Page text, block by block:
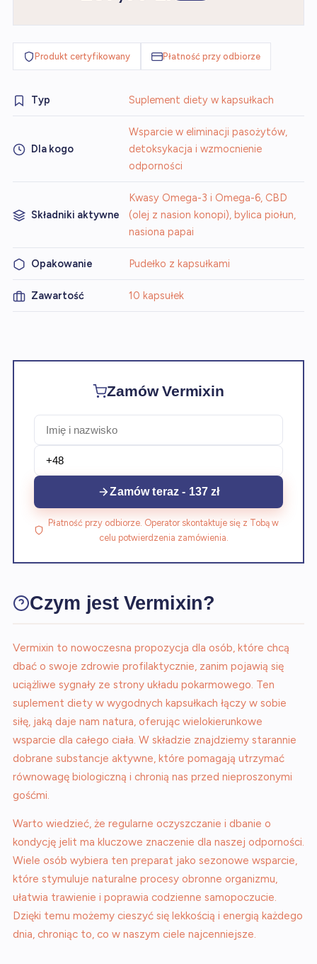
Produkt certyfikowany Płatność przy odbiorze
Typ Suplement diety w kapsułkach
Dla kogo
Wsparcie w eliminacji pasożytów,
detoksykacja i wzmocnienie
odporności
Składniki aktywne
Kwasy Omega-3 i Omega-6, CBD
(olej z nasion konopi), bylica piołun,
nasiona papai
Opakowanie Pudełko z kapsułkami
Zawartość 10 kapsułek
Zamów Vermixin
Zamów teraz - 137 zł
Płatność przy odbiorze. Operator skontaktuje się z Tobą w
celu potwierdzenia zamówienia.
Czym jest Vermixin?
Vermixin to nowoczesna propozycja dla osób, które chcą
dbać o swoje zdrowie profilaktycznie, zanim pojawią się
uciążliwe sygnały ze strony układu pokarmowego. Ten
suplement diety w wygodnych kapsułkach łączy w sobie
siłę, jaką daje nam natura, oferując wielokierunkowe
wsparcie dla całego ciała. W składzie znajdziemy starannie
dobrane substancje aktywne, które pomagają utrzymać
równowagę biologiczną i chronią nas przed nieproszonymi
gośćmi.
Warto wiedzieć, że regularne oczyszczanie i dbanie o
kondycję jelit ma kluczowe znaczenie dla naszej odporności.
Wiele osób wybiera ten preparat jako sezonowe wsparcie,
które stymuluje naturalne procesy obronne organizmu,
ułatwia trawienie i poprawia codzienne samopoczucie.
Dzięki temu możemy cieszyć się lekkością i energią każdego
dnia, chroniąc to, co w naszym ciele najcenniejsze.